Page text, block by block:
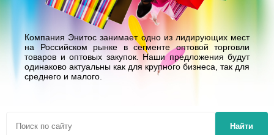
Компания Энитос занимает одно из лидирующих мест
на Российском рынке в сегменте оптовой торговли
товаров и оптовых закупок. Наши предложения будут
одинаково актуальны как для крупного бизнеса, так для
среднего и малого.
Найти